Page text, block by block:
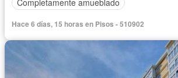
Completamente amueblado
Hace 6 días, 15 horas en Pisos - 510902